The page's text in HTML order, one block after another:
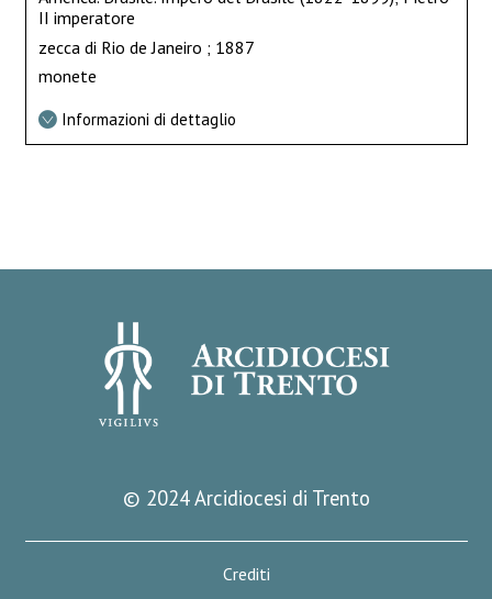
II imperatore
zecca di Rio de Janeiro ; 1887
monete
Informazioni di dettaglio
© 2024 Arcidiocesi di Trento
Crediti